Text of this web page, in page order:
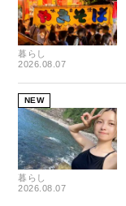
暮らし
2026.08.07
NEW
暮らし
2026.08.07